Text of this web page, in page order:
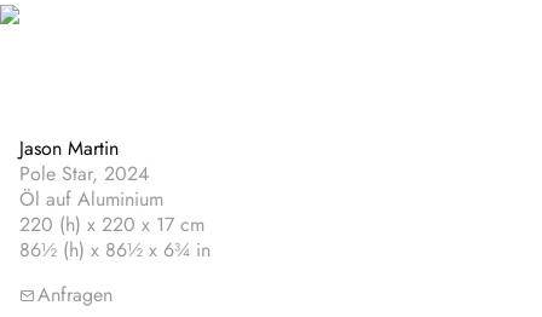
Jason Martin
Pole Star, 2024
Öl auf Aluminium
220 (h) x 220 x 17 cm
86½ (h) x 86½ x 6¾ in
Anfragen